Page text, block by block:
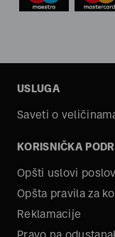
USLUGA
Saveti o
KORISNIČKA
Opšti uslovi
Opšta pravila za
Reklamacije